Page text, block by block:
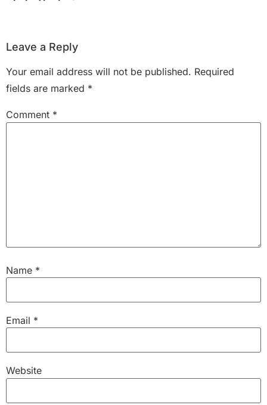
Leave a Reply
Your email address will not be published. Required
fields are marked *
Comment *
Name *
Email *
Website